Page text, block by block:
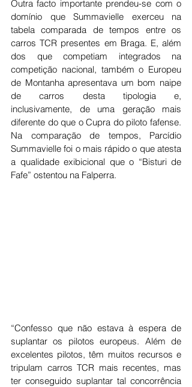
Outra facto importante prendeu-se com o
domínio que Summavielle exerceu na
tabela comparada de tempos entre os
carros TCR presentes em Braga. E, além
dos que competiam integrados na
competição nacional, também o Europeu
de Montanha apresentava um bom naipe
de carros desta tipologia e,
inclusivamente, de uma geração mais
diferente do que o Cupra do piloto fafense.
Na comparação de tempos, Parcídio
Summavielle foi o mais rápido o que atesta
a qualidade exibicional que o “Bisturi de
Fafe” ostentou na Falperra.
“Confesso que não estava à espera de
suplantar os pilotos europeus. Além de
excelentes pilotos, têm muitos recursos e
tripulam carros TCR mais recentes, mas
ter conseguido suplantar tal concorrência